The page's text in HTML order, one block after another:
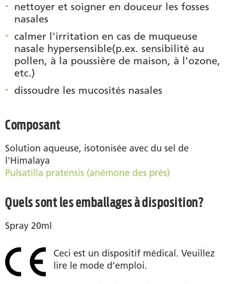
nettoyer et soigner en douceur les fosses
nasales
calmer l'irritation en cas de muqueuse
nasale hypersensible(p.ex. sensibilité au
pollen, à la poussière de maison, à l'ozone,
etc.)
dissoudre les mucosités nasales
Composant
Solution aqueuse, isotonisée avec du sel de
l'Himalaya
Pulsatilla pratensis (anémone des près)
Quels sont les emballages à disposition?
Spray 20ml
Ceci est un dispositif médical. Veuillez
lire le mode d’emploi.